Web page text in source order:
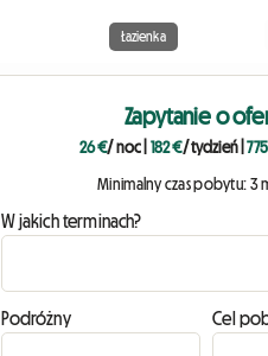
Łazienka
Zapytanie o
26 €/ noc 182 €/ tydzień|
Minimalny czas pobytu: 3
W jakich terminach?
Podróżny Cel